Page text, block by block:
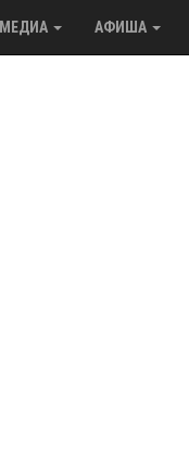
МЕДИА АФИША